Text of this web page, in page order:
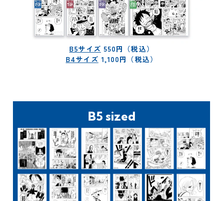
入店予約方法
B5サイズ 550円（税込）
B4サイズ 1,100円（税込）
B5 sized